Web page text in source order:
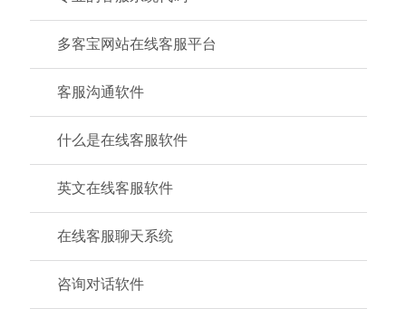
多客宝网站在线客服平台
客服沟通软件
什么是在线客服软件
英文在线客服软件
在线客服聊天系统
咨询对话软件